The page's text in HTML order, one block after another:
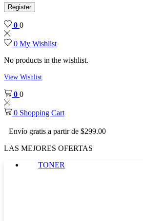
Register
0 0
0 My Wishlist
No products in the wishlist.
View Wishlist
0 0
0 Shopping Cart
Envío gratis a partir de $299.00
LAS MEJORES OFERTAS
TONER